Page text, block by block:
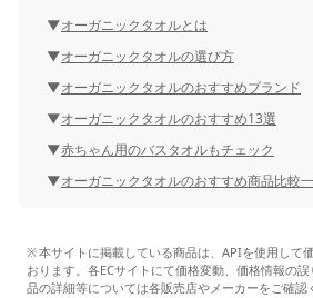
オーガニックタオルとは
オーガニックタオルの選び方
オーガニックタオルのおすすめブランド
オーガニックタオルのおすすめ13選
赤ちゃん用のバスタオルもチェック
オーガニックタオルのおすすめ商品比較
本サイトに掲載している商品は、APIを使用して
おります。各ECサイトにて価格変動、価格情報の
品の詳細等については各販売店やメーカーをご確認